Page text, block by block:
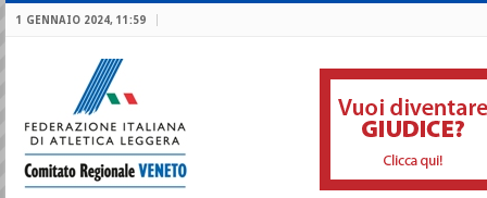
1 GENNAIO 2024, 11:59